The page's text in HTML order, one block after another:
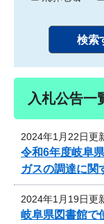
入札公告一
2024年1月22日更
令和6年度岐阜
ガスの調達に関
2024年1月19日更
岐阜県図書館で